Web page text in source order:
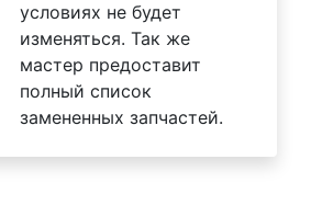
условиях не будет
изменяться. Так же
мастер предоставит
полный список
замененных запчастей.